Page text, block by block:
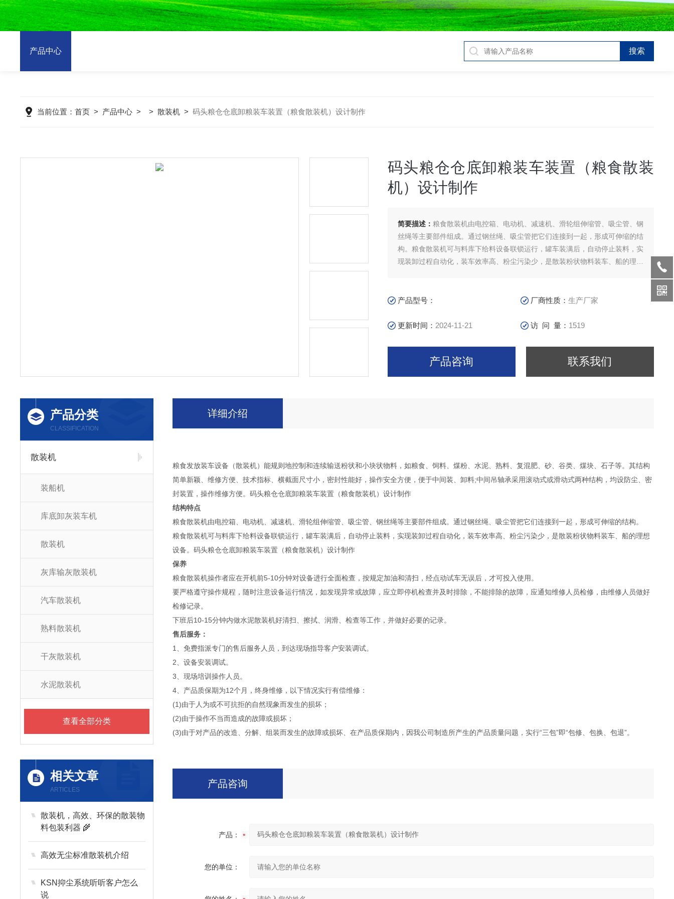
产品中心
当前位置：首页 > 产品中心 > >散装机 >码头粮仓仓底卸粮装车装置（粮食散装机）设计制作
码头粮仓仓底卸粮装车装置（粮食散装
机）设计制作
简要描述： 粮食散装机由电控箱、电动机、减速机、滑轮组伸缩管、吸尘管、钢
丝绳等主要部件组成。通过钢丝绳、吸尘管把它们连接到一起，形成可伸缩的结
构。粮食散装机可与料库下给料设备联锁运行，罐车装满后，自动停止装料，实
现装卸过程自动化，装车效率高、粉尘污染少，是散装粉状物料装车、船的理想
产品型号： 厂商性质：生产厂家
更新时间： 2024-11-21 访 问 量： 1519
产品咨询 联系我们
产品分类
CLASSIFICATION
散装机
装船机
库底卸灰装车机
散装机
灰库输灰散装机
汽车散装机
熟料散装机
干灰散装机
水泥散装机
查看全部分类
相关文章
ARTICLES
散装机，高效、环保的散装物
料包装利器 🌾
高效无尘标准散装机介绍
KSN抑尘系统听听客户怎么
说
详细介绍
粮食发放装车设备（散装机）能规则地控制和连续输送粉状和小块状物料，如粮食、饲料、煤粉、水泥、熟料、复混肥、砂、谷类、煤块、石子等。其结构
简单新颖、维修方便、技术指标、横截面尺寸小，密封性能好，操作安全方便，便于中间装、卸料;中间吊轴承采用滚动式或滑动式两种结构，均设防尘、密
封装置，操作维修方便。码头粮仓仓底卸粮装车装置（粮食散装机）设计制作
结构特点
粮食散装机由电控箱、电动机、减速机、滑轮组伸缩管、吸尘管、钢丝绳等主要部件组成。通过钢丝绳、吸尘管把它们连接到一起，形成可伸缩的结构。
粮食散装机可与料库下给料设备联锁运行，罐车装满后，自动停止装料，实现装卸过程自动化，装车效率高、粉尘污染少，是散装粉状物料装车、船的理想
设备。码头粮仓仓底卸粮装车装置（粮食散装机）设计制作
保养
粮食散装机操作者应在开机前5-10分钟对设备进行全面检查，按规定加油和清扫，经点动试车无误后，才可投入使用。
要严格遵守操作规程，随时注意设备运行情况，如发现异常或故障，应立即停机检查并及时排除，不能排除的故障，应通知维修人员检修，由维修人员做好
检修记录。
下班后10-15分钟内做水泥散装机好清扫、擦拭、润滑、检查等工作，并做好必要的记录。
售后服务：
1、免费指派专门的售后服务人员，到达现场指导客户安装调试。
2、设备安装调试。
3、现场培训操作人员。
4、产品质保期为12个月，终身维修，以下情况实行有偿维修：
(1)由于人为或不可抗拒的自然现象而发生的损坏；
(2)由于操作不当而造成的故障或损坏；
(3)由于对产品的改造、分解、组装而发生的故障或损坏、在产品质保期内，因我公司制造所产生的产品质量问题，实行“三包”即“包修、包换、包退”。
产品咨询
产品：
您的单位：